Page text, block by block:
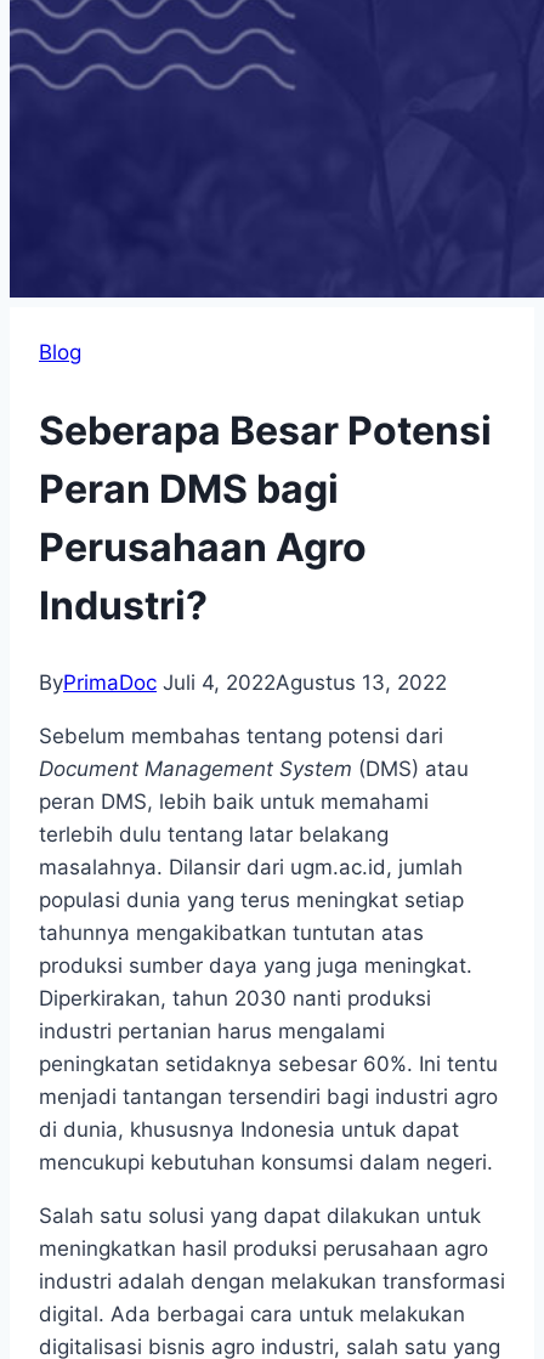
Blog
Seberapa Besar Potensi
Peran DMS bagi
Perusahaan Agro
Industri?
ByPrimaDoc Juli 4, 2022Agustus 13, 2022
Sebelum membahas tentang potensi dari
Document Management System (DMS) atau
peran DMS, lebih baik untuk memahami
terlebih dulu tentang latar belakang
masalahnya. Dilansir dari ugm.ac.id, jumlah
populasi dunia yang terus meningkat setiap
tahunnya mengakibatkan tuntutan atas
produksi sumber daya yang juga meningkat.
Diperkirakan, tahun 2030 nanti produksi
industri pertanian harus mengalami
peningkatan setidaknya sebesar 60%. Ini tentu
menjadi tantangan tersendiri bagi industri agro
di dunia, khususnya Indonesia untuk dapat
mencukupi kebutuhan konsumsi dalam negeri.
Salah satu solusi yang dapat dilakukan untuk
meningkatkan hasil produksi perusahaan agro
industri adalah dengan melakukan transformasi
digital. Ada berbagai cara untuk melakukan
digitalisasi bisnis agro industri, salah satu yang